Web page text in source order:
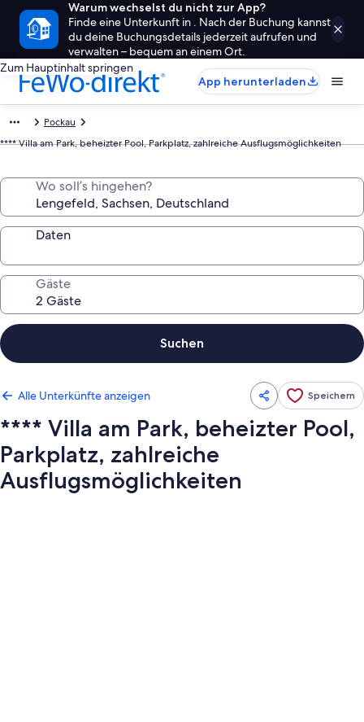
Warum wechselst du nicht zur App?
Finde eine Unterkunft in . Nach der Buchung kannst
du deine Buchungsdetails jederzeit aufrufen und
verwalten – bequem an einem Ort.
Zum Hauptinhalt springen
App herunterladen
Pockau
**** Villa am Park, beheizter Pool, Parkplatz, zahlreiche Ausflugsmöglichkeiten
Wo soll’s hingehen?
Daten
Gäste
Suchen
Alle Unterkünfte anzeigen Speichern
**** Villa am Park, beheizter Pool,
Parkplatz, zahlreiche
Ausflugsmöglichkeiten